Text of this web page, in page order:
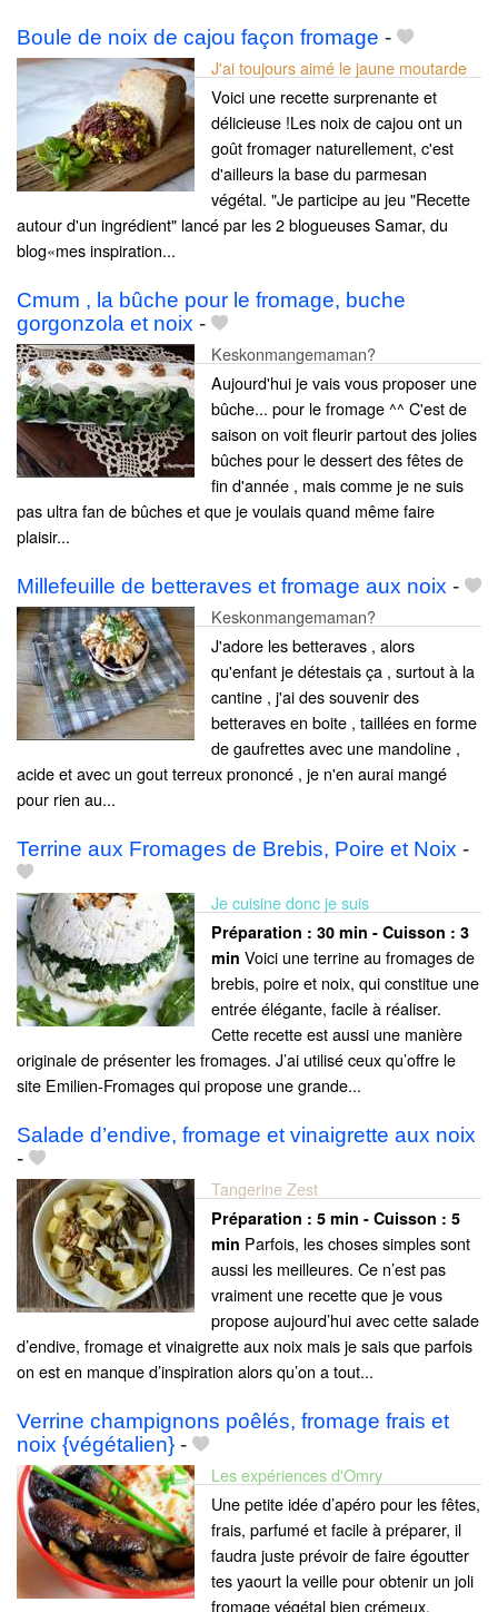
Boule de noix de cajou façon fromage -
J'ai toujours aimé le jaune moutarde
Voici une recette surprenante et
délicieuse !Les noix de cajou ont un
goût fromager naturellement, c'est
d'ailleurs la base du parmesan
végétal. "Je participe au jeu "Recette
autour d'un ingrédient" lancé par les 2 blogueuses Samar, du
blog«mes inspiration...
Cmum , la bûche pour le fromage, buche
gorgonzola et noix -
Keskonmangemaman?
Aujourd'hui je vais vous proposer une
bûche... pour le fromage ^^ C'est de
saison on voit fleurir partout des jolies
bûches pour le dessert des fêtes de
fin d'année , mais comme je ne suis
pas ultra fan de bûches et que je voulais quand même faire
plaisir...
Millefeuille de betteraves et fromage aux noix -
Keskonmangemaman?
J'adore les betteraves , alors
qu'enfant je détestais ça , surtout à la
cantine , j'ai des souvenir des
betteraves en boite , taillées en forme
de gaufrettes avec une mandoline ,
acide et avec un gout terreux prononcé , je n'en aurai mangé
pour rien au...
Terrine aux Fromages de Brebis, Poire et Noix -
Je cuisine donc je suis
Préparation : 30 min - Cuisson : 3
min Voici une terrine au fromages de
brebis, poire et noix, qui constitue une
entrée élégante, facile à réaliser.
Cette recette est aussi une manière
originale de présenter les fromages. J’ai utilisé ceux qu’offre le
site Emilien-Fromages qui propose une grande...
Salade d’endive, fromage et vinaigrette aux noix
-
Tangerine Zest
Préparation : 5 min - Cuisson : 5
min Parfois, les choses simples sont
aussi les meilleures. Ce n’est pas
vraiment une recette que je vous
propose aujourd’hui avec cette salade
d’endive, fromage et vinaigrette aux noix mais je sais que parfois
on est en manque d’inspiration alors qu’on a tout...
Verrine champignons poêlés, fromage frais et
noix {végétalien} -
Les expériences d'Omry
Une petite idée d’apéro pour les fêtes,
frais, parfumé et facile à préparer, il
faudra juste prévoir de faire égoutter
tes yaourt la veille pour obtenir un joli
fromage végétal bien crémeux.